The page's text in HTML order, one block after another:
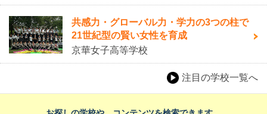
共感力・グローバル力・学力の3つの柱で
21世紀型の賢い女性を育成
京華女子高等学校
注目の学校一覧へ